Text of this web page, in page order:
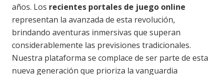
años. Los recientes portales de juego online
representan la avanzada de esta revolución,
brindando aventuras inmersivas que superan
considerablemente las previsiones tradicionales.
Nuestra plataforma se complace de ser parte de esta
nueva generación que prioriza la vanguardia